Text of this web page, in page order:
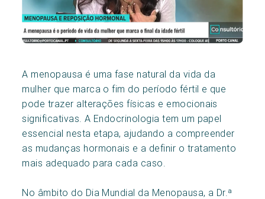
A menopausa é uma fase natural da vida da
mulher que marca o fim do período fértil e que
pode trazer alterações físicas e emocionais
significativas. A Endocrinologia tem um papel
essencial nesta etapa, ajudando a compreender
as mudanças hormonais e a definir o tratamento
mais adequado para cada caso.
No âmbito do Dia Mundial da Menopausa, a Dr.ª